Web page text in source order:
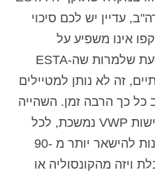
עדיין יש לכם סיכוי
אינו משפיע על
עזיבתכם. עם זאת, חשוב לדעת שלמרות שה-ESTA
זה לא נותן למטיילים
כך הרבה זמן. השהייה
שלכם בארה"ב בהתאם לדרישות VWP נמשכת, לכל
היותר, 90 יום. אם יש לך כוונות להישאר יותר מ -90
ויזה מהקונסוליה או